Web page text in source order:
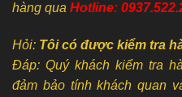
hàng qua Hotline:
Hỏi: Tôi có được kiểm tra
Đáp: Quý khách kiểm tra
đảm bảo tính khách quan